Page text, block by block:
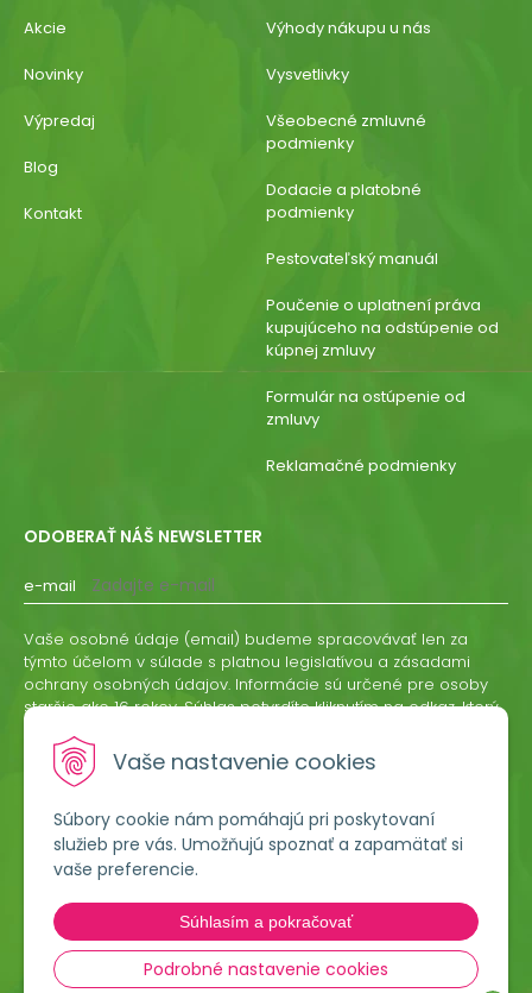
Vaše nastavenie cookies
Súbory cookie nám pomáhajú pri poskytovaní
služieb pre vás. Umožňujú spoznať a zapamätať si
vaše preferencie.
Súhlasím a pokračovať
Podrobné nastavenie cookies
Lumigreen, s.r.o.
Hradská 535
966 54 Tekovské Nemce
Akcie
Novinky
Výpredaj
Blog
Kontakt
Výhody nákupu u nás
Vysvetlivky
Všeobecné zmluvné
podmienky
Dodacie a platobné
podmienky
Pestovateľský manuál
Poučenie o uplatnení práva
kupujúceho na odstúpenie od
kúpnej zmluvy
Formulár na ostúpenie od
zmluvy
Reklamačné podmienky
ODOBERAŤ NÁŠ NEWSLETTER
e-mail
ODOBERAŤ
Vaše osobné údaje (email) budeme spracovávať len za
týmto účelom v súlade s platnou legislatívou a zásadami
ochrany osobných údajov. Informácie sú určené pre osoby
staršie ako 16 rokov. Súhlas potvrdíte kliknutím na odkaz, ktorý
odvolať písomne, emailom alebo kliknutím na odkaz z
ktoréhokoľvek informačného emailu.